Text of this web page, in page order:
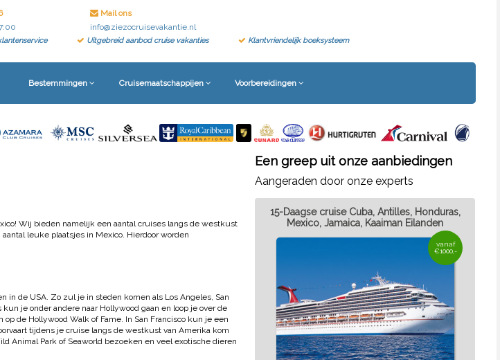
Mail ons
info@ziezocruisevakantie.nl
Uitgebreid aanbod cruise vakanties Klantvriendelijk boeksysteem
Bestemmingen Cruisemaatschappijen Voorbereidingen
Wij bieden namelijk een aantal cruises langs de westkust
leuke plaatsjes in Mexico. Hierdoor worden
de USA. Zo zul je in steden komen als Los Angeles, San
je onder andere naar Hollywood gaan en loop je over de
de Hollywood Walk of Fame. In San Francisco kun je een
tijdens je cruise langs de westkust van Amerika kom
Animal Park of Seaworld bezoeken en veel exotische dieren
Een greep uit onze aanbiedingen
Aangeraden door onze experts
15-Daagse cruise Cuba, Antilles, Honduras,
Mexico, Jamaica, Kaaiman Eilanden
vanaf
€1000,-